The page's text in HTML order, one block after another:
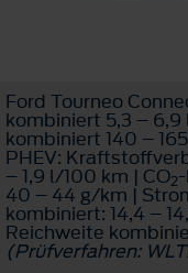
Ford Tourneo
kombiniert 5,3 – 6,9
kombiniert 140 –
PHEV:
– 1,9 l/100 km | CO2
40 – 44 g/km |
kombiniert: 14,4 –
Reichweite
(Prüfverfahren: